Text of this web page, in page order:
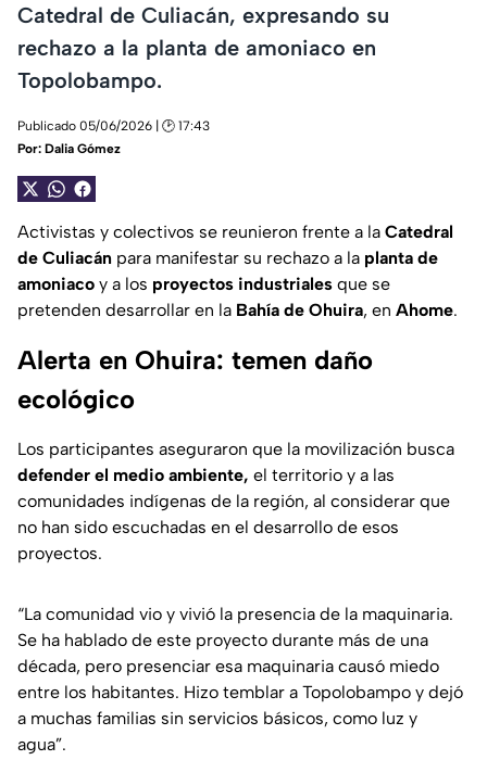
Catedral de Culiacán, expresando su
rechazo a la planta de amoniaco en
Topolobampo.
Publicado 05/06/2026 | 🕑 17:43
Por: Dalia Gómez
Activistas y colectivos se reunieron frente a la Catedral
de Culiacán para manifestar su rechazo a la planta de
amoniaco y a los proyectos industriales que se
pretenden desarrollar en la Bahía de Ohuira, en Ahome.
Alerta en Ohuira: temen daño
ecológico
Los participantes aseguraron que la movilización busca
defender el medio ambiente, el territorio y a las
comunidades indígenas de la región, al considerar que
no han sido escuchadas en el desarrollo de esos
proyectos.
“La comunidad vio y vivió la presencia de la maquinaria.
Se ha hablado de este proyecto durante más de una
década, pero presenciar esa maquinaria causó miedo
entre los habitantes. Hizo temblar a Topolobampo y dejó
a muchas familias sin servicios básicos, como luz y
agua”.